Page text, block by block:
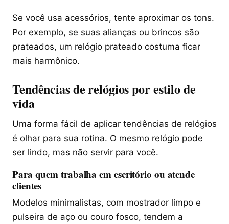
Se você usa acessórios, tente aproximar os tons.
Por exemplo, se suas alianças ou brincos são
prateados, um relógio prateado costuma ficar
mais harmônico.
Tendências de relógios por estilo de
vida
Uma forma fácil de aplicar tendências de relógios
é olhar para sua rotina. O mesmo relógio pode
ser lindo, mas não servir para você.
Para quem trabalha em escritório ou atende
clientes
Modelos minimalistas, com mostrador limpo e
pulseira de aço ou couro fosco, tendem a